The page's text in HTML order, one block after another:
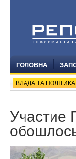
ГОЛОВНА
ВЛАДА ТА ПОЛІТИКА
Участие